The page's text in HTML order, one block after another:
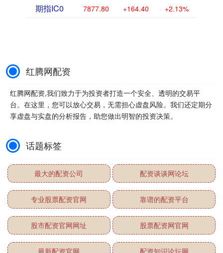
期指IC0 7877.80 +164.40 +2.13%
红腾网配资
红腾网配资,我们致力于为投资者打造一个安全、透明的交易平
台。在这里，您可以放心交易，无需担心虚盘风险。我们还定期分
享虚盘与实盘的分析报告，助您做出明智的投资决策。
话题标签
最大的配资公司 配资谈谈网论坛
专业股票配资官网 靠谱的配资平台
股市配资官网网址 股票配资网官网
最新配资官网 配资知识论坛网